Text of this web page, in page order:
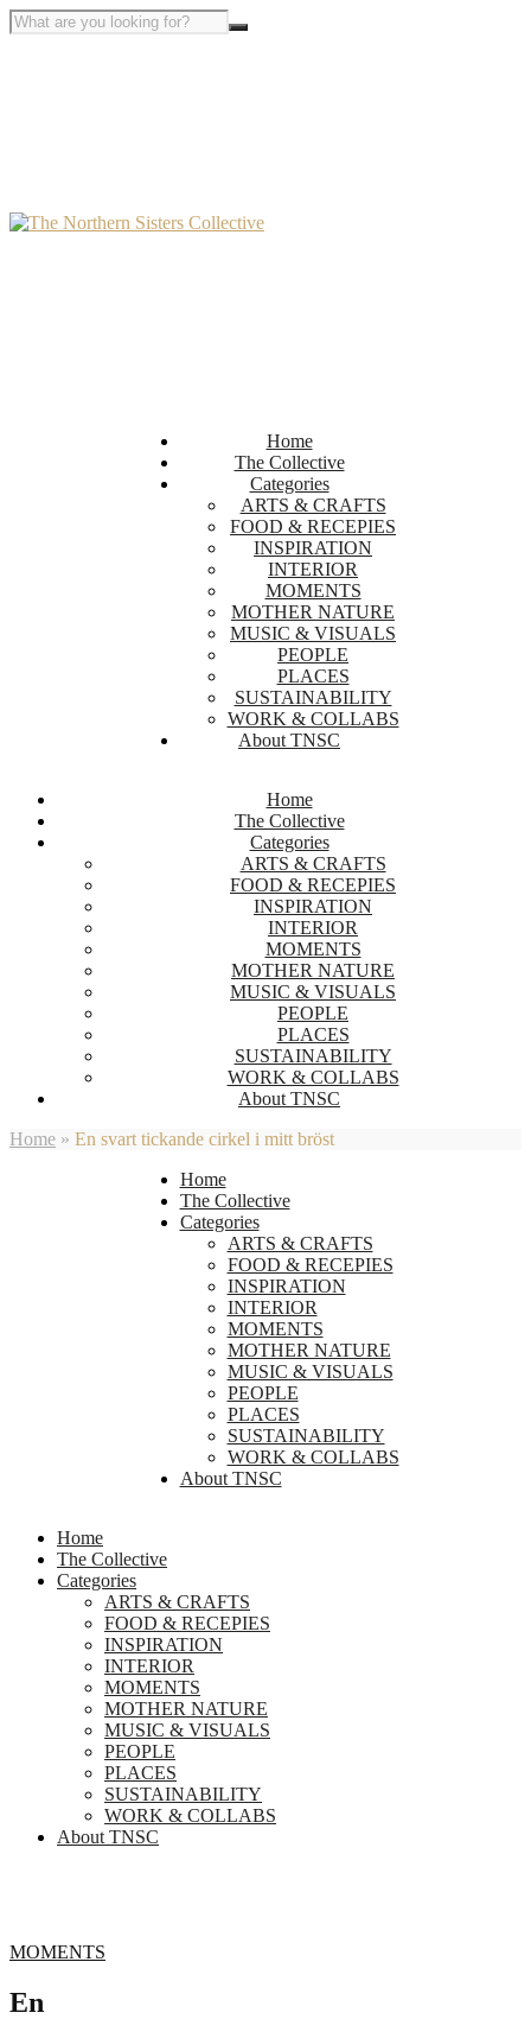
Home
The Collective
Categories
ARTS & CRAFTS
FOOD & RECEPIES
INSPIRATION
INTERIOR
MOMENTS
MOTHER NATURE
MUSIC & VISUALS
PEOPLE
PLACES
SUSTAINABILITY
WORK & COLLABS
About TNSC
Home
The Collective
Categories
ARTS & CRAFTS
FOOD & RECEPIES
INSPIRATION
INTERIOR
MOMENTS
MOTHER NATURE
MUSIC & VISUALS
PEOPLE
PLACES
SUSTAINABILITY
WORK & COLLABS
About TNSC
Home » En svart tickande cirkel i mitt bröst
Home
The Collective
Categories
ARTS & CRAFTS
FOOD & RECEPIES
INSPIRATION
INTERIOR
MOMENTS
MOTHER NATURE
MUSIC & VISUALS
PEOPLE
PLACES
SUSTAINABILITY
WORK & COLLABS
About TNSC
Home
The Collective
Categories
ARTS & CRAFTS
FOOD & RECEPIES
INSPIRATION
INTERIOR
MOMENTS
MOTHER NATURE
MUSIC & VISUALS
PEOPLE
PLACES
SUSTAINABILITY
WORK & COLLABS
About TNSC
MOMENTS
En